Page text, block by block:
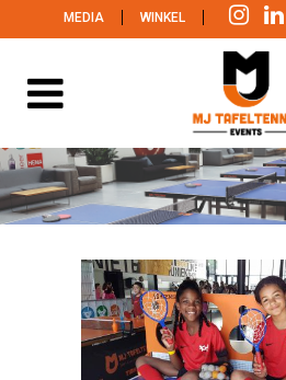
MEDIA | WINKEL |